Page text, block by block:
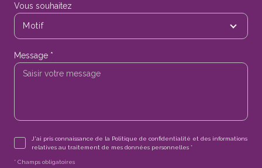
Vous souhaitez
Motif
Message *
J'ai pris connaissance de la Politique de confidentialité et des informations
relatives au traitement de mes données personnelles *
* Champs obligatoires